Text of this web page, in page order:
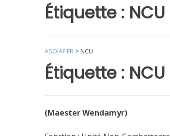
Étiquette : NCU
Étiquette : NCU
ASOIAF.FR > NCU
(Maester Wendamyr)